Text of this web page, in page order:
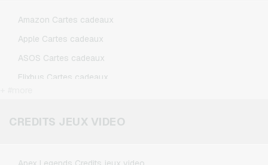
Amazon Cartes cadeaux
Apple Cartes cadeaux
ASOS Cartes cadeaux
Flixbus Cartes cadeaux
Google Play Cartes cadeaux
CREDITS JEUX VIDEO